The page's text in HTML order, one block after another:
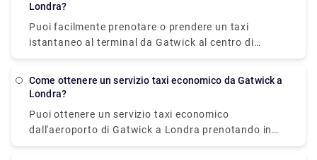
viaggio secondo le linee guida del governo. Non
dimenticare di prenotare in anticipo i biglietti per
Londra?
Puoi facilmente prenotare o prendere un taxi
istantaneo al terminal da Gatwick al centro di
Londra. Il prezzo di partenza di un taxi ti costerebbe
Ci vorrà circa un'ora per arrivarci, anche se dipende
Queste tariffe possono variare durante l'alta
stagione e sono soggette al numero di bagagli che
Come ottenere un servizio taxi economico da Gatwick a
Londra?
Puoi ottenere un servizio taxi economico
dall'aeroporto di Gatwick a Londra prenotando in
anticipo i biglietti online da un sito Web legittimo